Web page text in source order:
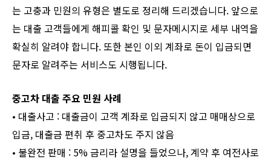
는 고충과 민원의 유형은 별도로 정리해 드리겠습니다. 앞으로
는 대출 고객들에게 해피콜 확인 및 문자메시지로 세부 내역을
확실히 알려야 합니다. 또한 본인 이외 계좌로 돈이 입금되면
문자로 알려주는 서비스도 시행됩니다.
중고차 대출 주요 민원 사례
• 대출사고 : 대출금이 고객 계좌로 입금되지 않고 매매상으로
입금, 대출금 편취 후 중고차도 주지 않음
• 불완전 판매 : 5% 금리라 설명을 들었으나, 계약 후 여전사로